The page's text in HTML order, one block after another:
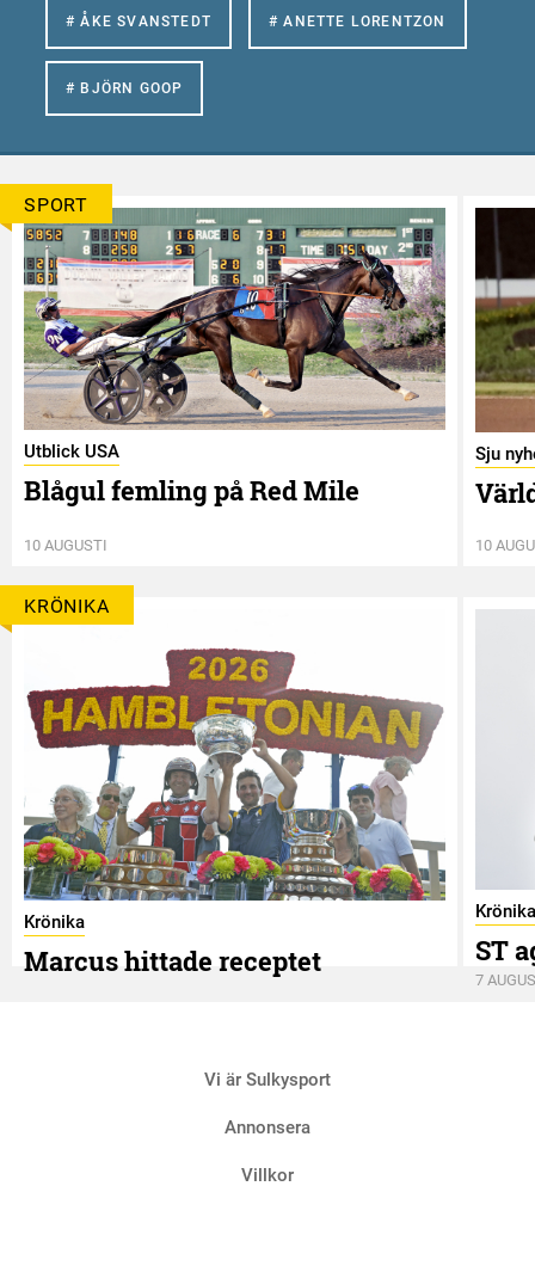
# ÅKE SVANSTEDT # ANETTE LORENTZON
# BJÖRN GOOP
SPORT
Utblick USA
Blågul femling på Red Mile
10 AUGUSTI
Sju
10
KRÖNIKA
Krönika
Marcus hittade receptet
Krönika
ST
7
Vi är Sulkysport
Annonsera
Villkor